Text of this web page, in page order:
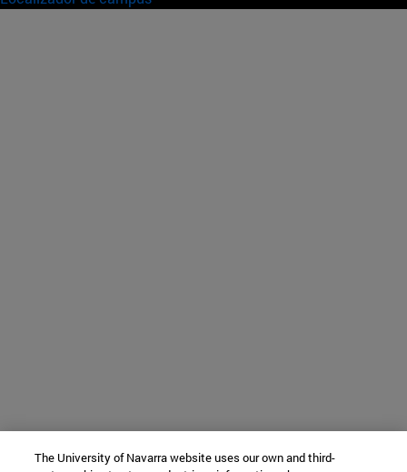
The University of Navarra website uses our own and third-